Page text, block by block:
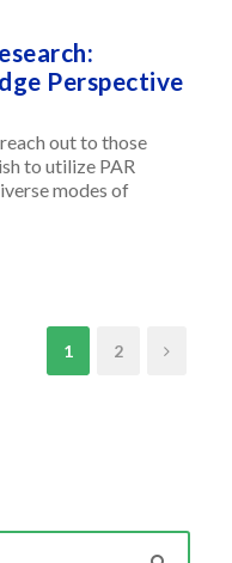
Perspective
out to those
to utilize PAR
modes of
1 2